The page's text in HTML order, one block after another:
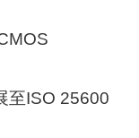
至ISO 25600